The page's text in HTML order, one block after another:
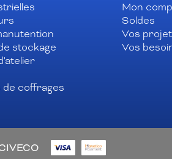
stockage
coffrages
Mon
Soldes
Vos
Vos